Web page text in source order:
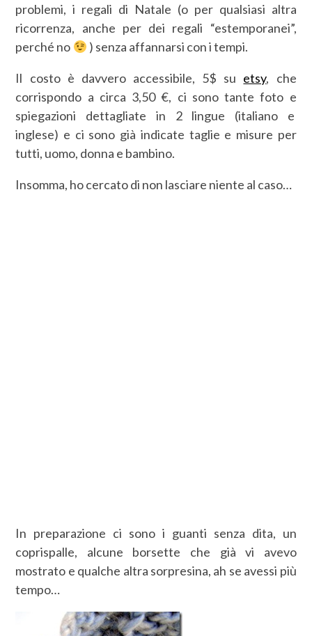
problemi, i regali di Natale (o per qualsiasi altra
ricorrenza, anche per dei regali “estemporanei”,
perché no
) senza affannarsi con i tempi.
Il costo è davvero accessibile, 5$ su etsy, che
corrispondo a circa 3,50 €, ci sono tante foto e
spiegazioni dettagliate in 2 lingue (italiano e
inglese) e ci sono già indicate taglie e misure per
tutti, uomo, donna e bambino.
Insomma, ho cercato di non lasciare niente al caso…
In preparazione ci sono i guanti senza dita, un
coprispalle, alcune borsette che già vi avevo
mostrato e qualche altra sorpresina, ah se avessi più
tempo…